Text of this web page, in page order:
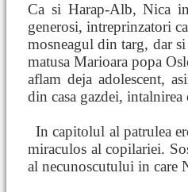
Ca si Harap-Alb, Nica
generosi, intreprinzatori
mosneagul din targ, dar
matusa Marioara popa
aflam deja adolescent,
din casa gazdei,
In capitolul al patrulea
miraculos al copilariei.
al necunoscutului in care